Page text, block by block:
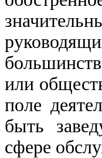
или
поле
быть
сфере